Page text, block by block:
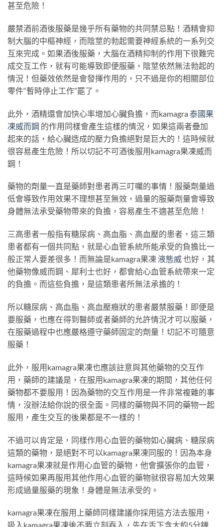
甚至危險！
嚴禁酒前酒後服藥是幾乎所有藥物的共同禁忌點！酒精會抑
制大腦的中樞神經，而陰莖的勃起需要神經系統的一系列交
互來完成。如果酒後服藥，大腦在酒精抑制的作用下很難完
成交互工作，就有可能導致即便服藥，陰莖依然無法勃起的
情況！但藥效依然是會發揮作用的，只不過是你的相關部位
零件“暫時停止工作”罷了。
此外，酒精還會加快心率增加心臟負擔，而kamagra 泰國果
凍威而鋼 的作用同樣會產生這樣的情況，如果這兩者疊加
起來的話，給心臟造成的壓力負擔絕對是巨大的！這時候就
很容易產生危險！所以切記不可酒後服用kamagra果凍威而
鋼！
藥物的劑量一直是藥師對患者再三叮囑的事情！服藥劑量過
低會導致作用效果不理想甚至無效，過量的服藥劑量會導致
身體無法承受藥物帶來的負擔，容易產生不適甚至危險！
三高患者一般指有糖尿病、高血脂、高血壓的患者，這三類
患者都有一個共同點，就是心血管系統所能承受的負擔比一
般正常人要差很多！而無論是kamagra果凍 液態威也好，其
他藥物像威而鋼、犀利士也好，都會給心血管系統帶來一定
的負擔。而這些負擔，是這類患者所無法承擔的！
所以糖尿病、高血脂、高血壓癥狀的患者嚴禁服藥！即便是
要服藥，也應在得到醫師或者藥師的允許情況才可以服藥，
在服藥過程中也應嚴格遵守藥師固定的劑量！切記不可隨意
服藥！
此外，服用kamagra果凍也應該註意與其他藥物的交互作
用，藥師的建議是，在服用kamagra果凍的期間，其他任何
藥物都不要服用！因為藥物的交互作用是一件非常複雜的事
情，沒辦法給你說的很全面。同樣的藥物與不同的藥物一起
服用，產生交互的後果都是不一樣的！
不過可以肯定是，同樣作用心血管的藥物如心臟病、糖尿病
這類的藥物，是絕對不可以kamagra果凍同服的！因為本身
kamagra果凍就是作用心血管的藥物，他會擴張你的血管，
這時候如果再服用其他作用心血管的藥物就很容易加大效果
形成過量服藥的現象！身體是無法承受的。
kamagra果凍在服用上藥師同樣建議你採用這方法去服用，
吸入kamagra果凍後不要立刻吞入，先在舌下含大約5分鐘